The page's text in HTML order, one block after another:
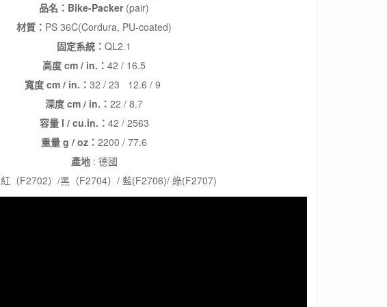
品名：Bike-Packer(pair)
材質： PS 36C(Cordura, PU-coated)
固定系統：QL2.1
高度 cm / in.：42 / 16.5
寬度 cm / in.：32 / 23 12.6 / 9
深度 cm / in.：22 / 8.7
容量 l / cu.in.： 42 / 2563
重量 g / oz：2200 / 77.6
產地: 德國
紅（F2702）/黑（F2704）/ 藍(F2706)/ 綠(F2707)